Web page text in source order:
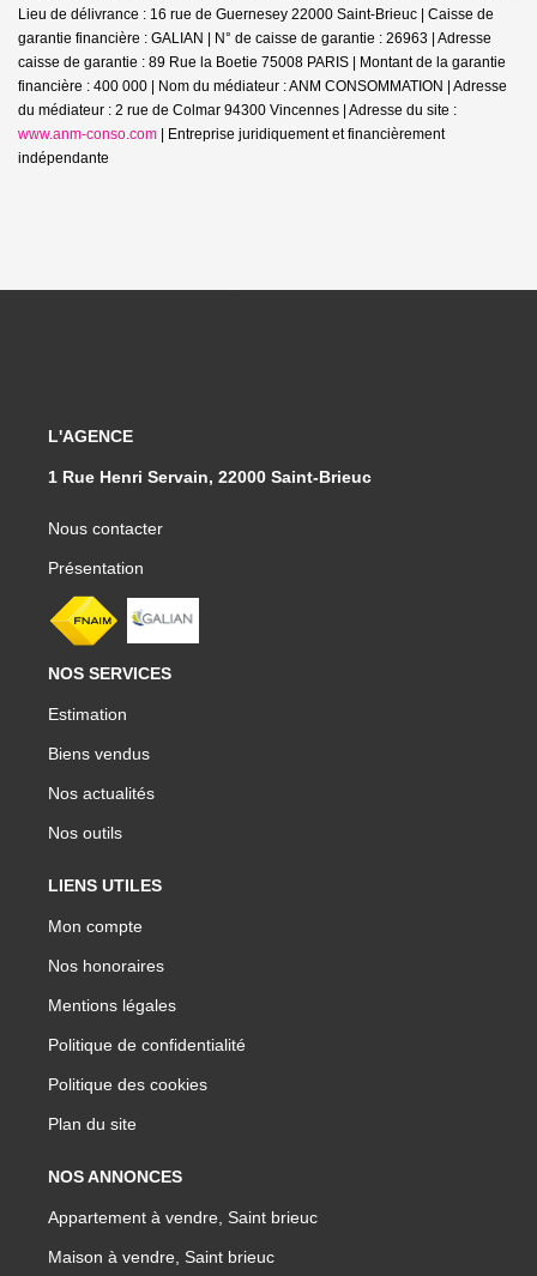
Lieu de délivrance : 16 rue de Guernesey 22000 Saint-Brieuc | Caisse de
garantie financière : GALIAN | N° de caisse de garantie : 26963 | Adresse
caisse de garantie : 89 Rue la Boetie 75008 PARIS | Montant de la garantie
financière : 400 000 | Nom du médiateur : ANM CONSOMMATION | Adresse
du médiateur : 2 rue de Colmar 94300 Vincennes | Adresse du site :
www.anm-conso.com | Entreprise juridiquement et financièrement
indépendante
L'AGENCE
1 Rue Henri Servain, 22000 Saint-Brieuc
Nous contacter
Présentation
NOS SERVICES
Estimation
Biens vendus
Nos actualités
Nos outils
LIENS UTILES
Mon compte
Nos honoraires
Mentions légales
Politique de confidentialité
Politique des cookies
Plan du site
NOS ANNONCES
Appartement à vendre, Saint brieuc
Maison à vendre, Saint brieuc